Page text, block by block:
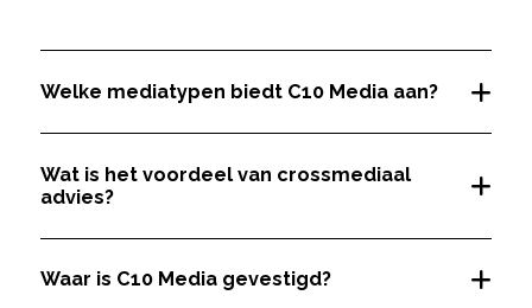
Welke mediatypen biedt C10 Media aan?
Wat is het voordeel van crossmediaal
advies?
Waar is C10 Media gevestigd?